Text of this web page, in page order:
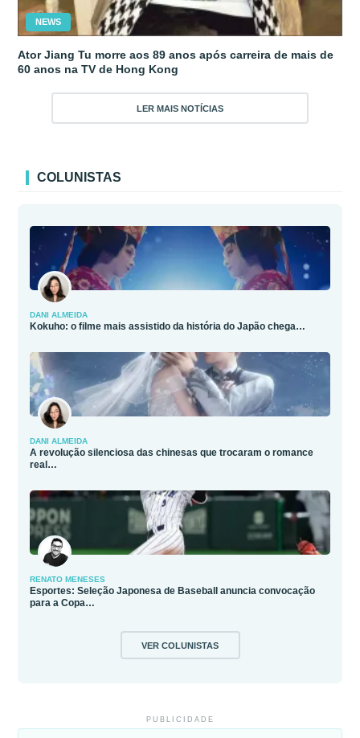
NEWS
Ator Jiang Tu morre aos 89 anos após carreira de mais de
60 anos na TV de Hong Kong
LER MAIS NOTÍCIAS
COLUNISTAS
DANI ALMEIDA
Kokuho: o filme mais assistido da história do Japão chega…
DANI ALMEIDA
A revolução silenciosa das chinesas que trocaram o romance
real…
RENATO MENESES
Esportes: Seleção Japonesa de Baseball anuncia convocação
para a Copa…
VER COLUNISTAS
PUBLICIDADE